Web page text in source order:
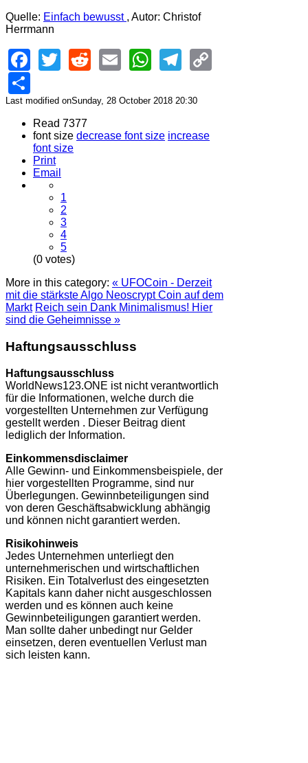
Quelle: Einfach bewusst , Autor: Christof
Herrmann
Facebook
TwitterRedditEmailWhatsApp
Telegram
Last modified onSunday, 28 October 2018 20:30
Read 7377
font size decrease font size increase
font size
Print
Email
1
2
3
4
5
(0 votes)
More in this category: « UFOCoin - Derzeit
mit die stärkste Algo Neoscrypt Coin auf dem
Markt Reich sein Dank Minimalismus! Hier
sind die Geheimnisse »
Haftungsausschluss
Haftungsausschluss
WorldNews123.ONE ist nicht verantwortlich
für die Informationen, welche durch die
vorgestellten Unternehmen zur Verfügung
gestellt werden . Dieser Beitrag dient
lediglich der Information.
Einkommensdisclaimer
Alle Gewinn- und Einkommensbeispiele, der
hier vorgestellten Programme, sind nur
Überlegungen. Gewinnbeteiligungen sind
von deren Geschäftsabwicklung abhängig
und können nicht garantiert werden.
Risikohinweis
Jedes Unternehmen unterliegt den
unternehmerischen und wirtschaftlichen
Risiken. Ein Totalverlust des eingesetzten
Kapitals kann daher nicht ausgeschlossen
werden und es können auch keine
Gewinnbeteiligungen garantiert werden.
Man sollte daher unbedingt nur Gelder
einsetzen, deren eventuellen Verlust man
sich leisten kann.